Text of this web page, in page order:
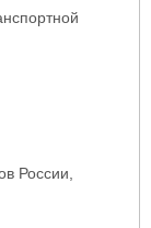
России,